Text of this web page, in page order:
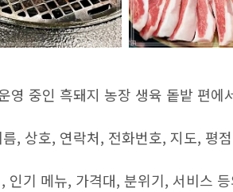
영 중인 흑돼지 농장 생육 돝밭 편에
, 상호, 연락처, 전화번호, 지도, 평
기 메뉴, 가격대, 분위기, 서비스